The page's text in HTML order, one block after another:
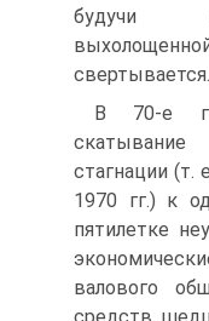
будучи
свертывает­ся.
В 70-е
стагнации (т.
1970 гг.) к
пятилетке
валового